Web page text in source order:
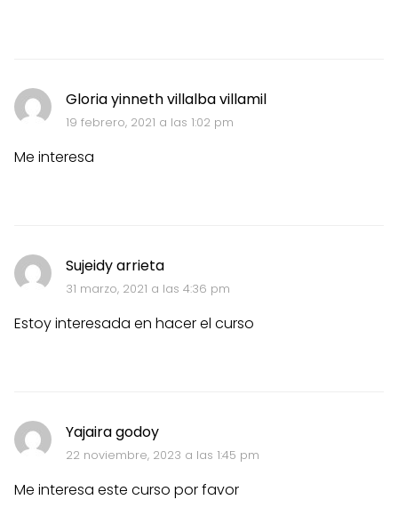
Gloria yinneth villalba villamil
19 febrero, 2021 a las 1:02 pm
Me interesa
Sujeidy arrieta
31 marzo, 2021 a las 4:36 pm
Estoy interesada en hacer el curso
Yajaira godoy
22 noviembre, 2023 a las 1:45 pm
Me interesa este curso por favor